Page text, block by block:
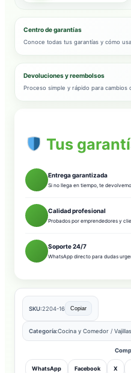
Centro de garantías
Conoce todas tus garantías y cómo
Devoluciones y reembolsos
Proceso simple y rápido para cambios
Tus
Entrega garantizada
Si no llega en tiempo, te
Calidad profesional
Probados por emprendedores y
Soporte 24/7
WhatsApp directo para dudas
SKU:2204-16 Copiar
Categoría:Cocina y Comedor /
WhatsApp Facebook X